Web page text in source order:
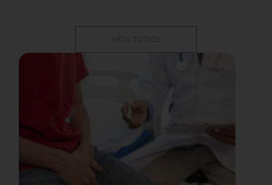
VEJA TODOS